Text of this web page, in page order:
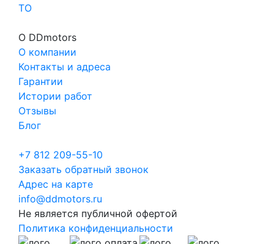
ТО
О DDmotors
О компании
Контакты и адреса
Гарантии
Истории работ
Отзывы
Блог
+7 812 209-55-10
Заказать обратный звонок
Адрес на карте
info@ddmotors.ru
Не является публичной офертой
Политика конфиденциальности